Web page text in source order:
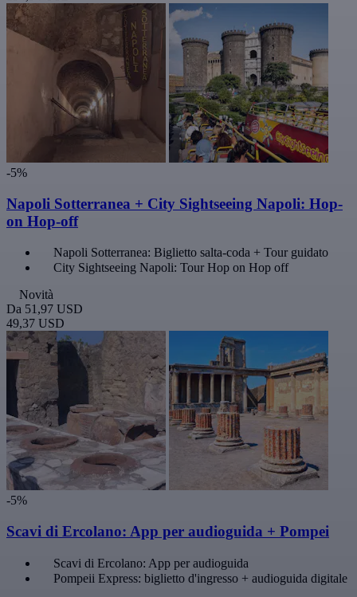
-5%
Napoli Sotterranea + City Sightseeing Napoli: Hop-
on Hop-off
Napoli Sotterranea: Biglietto salta-coda + Tour guidato
City Sightseeing Napoli: Tour Hop on Hop off
Novità
Da 51,97 USD
49,37 USD
-5%
Scavi di Ercolano: App per audioguida + Pompei
Scavi di Ercolano: App per audioguida
Pompeii Express: biglietto d'ingresso + audioguida digitale